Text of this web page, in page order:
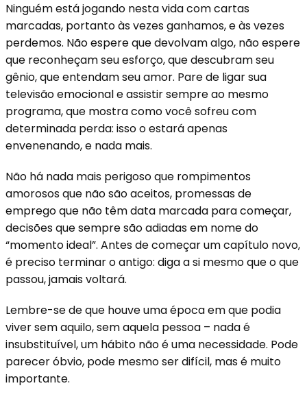
Ninguém está jogando nesta vida com cartas
marcadas, portanto às vezes ganhamos, e às vezes
perdemos. Não espere que devolvam algo, não espere
que reconheçam seu esforço, que descubram seu
gênio, que entendam seu amor. Pare de ligar sua
televisão emocional e assistir sempre ao mesmo
programa, que mostra como você sofreu com
determinada perda: isso o estará apenas
envenenando, e nada mais.
Não há nada mais perigoso que rompimentos
amorosos que não são aceitos, promessas de
emprego que não têm data marcada para começar,
decisões que sempre são adiadas em nome do
“momento ideal”. Antes de começar um capítulo novo,
é preciso terminar o antigo: diga a si mesmo que o que
passou, jamais voltará.
Lembre-se de que houve uma época em que podia
viver sem aquilo, sem aquela pessoa – nada é
insubstituível, um hábito não é uma necessidade. Pode
parecer óbvio, pode mesmo ser difícil, mas é muito
importante.